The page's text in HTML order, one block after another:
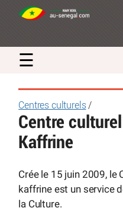
☰
Centres culturels/
Centre
Kaffrine
Crée le 15 juin 2009, le
kaffrine est un service
la Culture.